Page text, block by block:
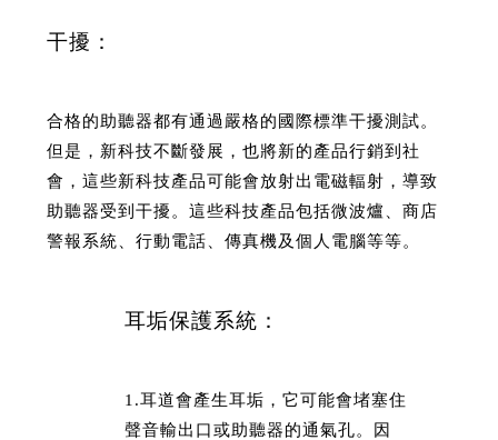
干擾：
合格的助聽器都有通過嚴格的國際標準干擾測試。
但是，新科技不斷發展，也將新的產品行銷到社
會，這些新科技產品可能會放射出電磁輻射，導致
助聽器受到干擾。這些科技產品包括微波爐、商店
警報系統、行動電話、傳真機及個人電腦等等。
耳垢保護系統：
1.耳道會產生耳垢，它可能會堵塞住
聲音輸出口或助聽器的通氣孔。因